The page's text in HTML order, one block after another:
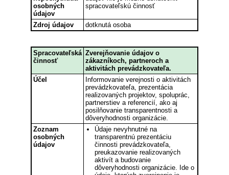
osobných
údajov
spracovateľskú činnosť
Zdroj údajov dotknutá osoba
Spracovateľská
činnosť
Zverejňovanie údajov o
zákazníkoch, partneroch a
aktivitách prevádzkovateľa.
Účel
Informovanie verejnosti o aktivitách
prevádzkovateľa, prezentácia
realizovaných projektov, spoluprác,
partnerstiev a referencií, ako aj
posilňovanie transparentnosti a
dôveryhodnosti organizácie.
Zoznam
osobných
údajov
Údaje nevyhnutné na
transparentnú prezentáciu
činnosti prevádzkovateľa,
preukazovanie realizovaných
aktivít a budovanie
dôveryhodnosti organizácie. Ide o